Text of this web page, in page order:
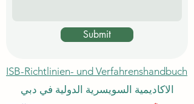
Submit
ISB-Richtlinien- und Verfahrenshandbuch
الاكاديمية السويسرية الدولية في دبي